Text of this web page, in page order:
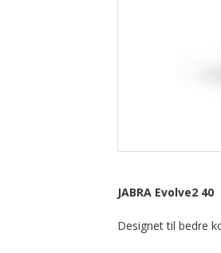
JABRA Evolve2 40
Designet til bedre